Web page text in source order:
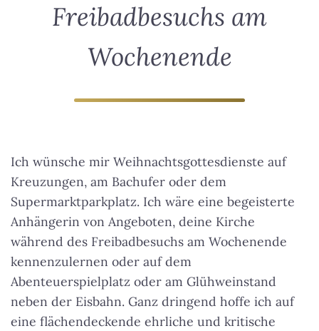
Freibadbesuchs am
Wochenende
Ich wünsche mir Weihnachtsgottesdienste auf
Kreuzungen, am Bachufer oder dem
Supermarktparkplatz. Ich wäre eine begeisterte
Anhängerin von Angeboten, deine Kirche
während des Freibadbesuchs am Wochenende
kennenzulernen oder auf dem
Abenteuerspielplatz oder am Glühweinstand
neben der Eisbahn. Ganz dringend hoffe ich auf
eine flächendeckende ehrliche und kritische